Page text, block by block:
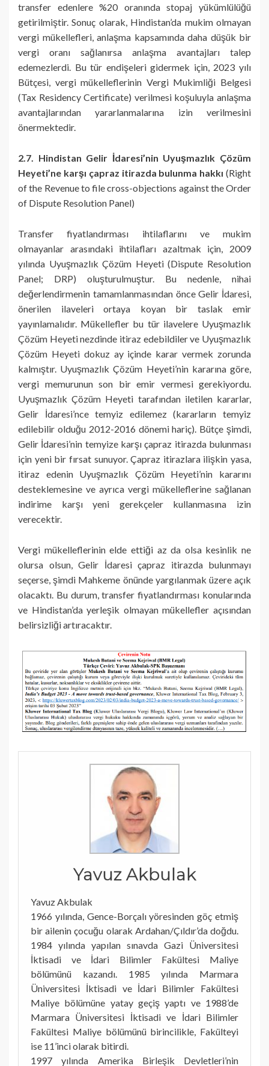
transfer edenlere %20 oranında stopaj yükümlülüğü
getirilmiştir. Sonuç olarak, Hindistan’da mukim olmayan
vergi mükellefleri, anlaşma kapsamında daha düşük bir
vergi oranı sağlanırsa anlaşma avantajları talep
edemezlerdi. Bu tür endişeleri gidermek için, 2023 yılı
Bütçesi, vergi mükelleflerinin Vergi Mukimliği Belgesi
(Tax Residency Certificate) verilmesi koşuluyla anlaşma
avantajlarından yararlanmalarına izin verilmesini
önermektedir.
2.7. Hindistan Gelir İdaresi’nin Uyuşmazlık Çözüm
Heyeti’ne karşı çapraz itirazda bulunma hakkı (Right
of the Revenue to file cross-objections against the Order
of Dispute Resolution Panel)
Transfer fiyatlandırması ihtilaflarını ve mukim
olmayanlar arasındaki ihtilafları azaltmak için, 2009
yılında Uyuşmazlık Çözüm Heyeti (Dispute Resolution
Panel; DRP) oluşturulmuştur. Bu nedenle, nihai
değerlendirmenin tamamlanmasından önce Gelir İdaresi,
önerilen ilaveleri ortaya koyan bir taslak emir
yayınlamalıdır. Mükellefler bu tür ilavelere Uyuşmazlık
Çözüm Heyeti nezdinde itiraz edebildiler ve Uyuşmazlık
Çözüm Heyeti dokuz ay içinde karar vermek zorunda
kalmıştır. Uyuşmazlık Çözüm Heyeti’nin kararına göre,
vergi memurunun son bir emir vermesi gerekiyordu.
Uyuşmazlık Çözüm Heyeti tarafından iletilen kararlar,
Gelir İdaresi’nce temyiz edilemez (kararların temyiz
edilebilir olduğu 2012-2016 dönemi hariç). Bütçe şimdi,
Gelir İdaresi’nin temyize karşı çapraz itirazda bulunması
için yeni bir fırsat sunuyor. Çapraz itirazlara ilişkin yasa,
itiraz edenin Uyuşmazlık Çözüm Heyeti’nin kararını
desteklemesine ve ayrıca vergi mükelleflerine sağlanan
indirime karşı yeni gerekçeler kullanmasına izin
verecektir.
Vergi mükelleflerinin elde ettiği az da olsa kesinlik ne
olursa olsun, Gelir İdaresi çapraz itirazda bulunmayı
seçerse, şimdi Mahkeme önünde yargılanmak üzere açık
olacaktı. Bu durum, transfer fiyatlandırması konularında
ve Hindistan’da yerleşik olmayan mükellefler açısından
belirsizliği artıracaktır.
Yavuz Akbulak
Yavuz Akbulak
1966 yılında, Gence-Borçalı yöresinden göç etmiş
bir ailenin çocuğu olarak Ardahan/Çıldır’da doğdu.
1984 yılında yapılan sınavda Gazi Üniversitesi
İktisadi ve İdari Bilimler Fakültesi Maliye
bölümünü kazandı. 1985 yılında Marmara
Üniversitesi İktisadi ve İdari Bilimler Fakültesi
Maliye bölümüne yatay geçiş yaptı ve 1988’de
Marmara Üniversitesi İktisadi ve İdari Bilimler
Fakültesi Maliye bölümünü birincilikle, Fakülteyi
ise 11’inci olarak bitirdi.
1997 yılında Amerika Birleşik Devletleri’nin